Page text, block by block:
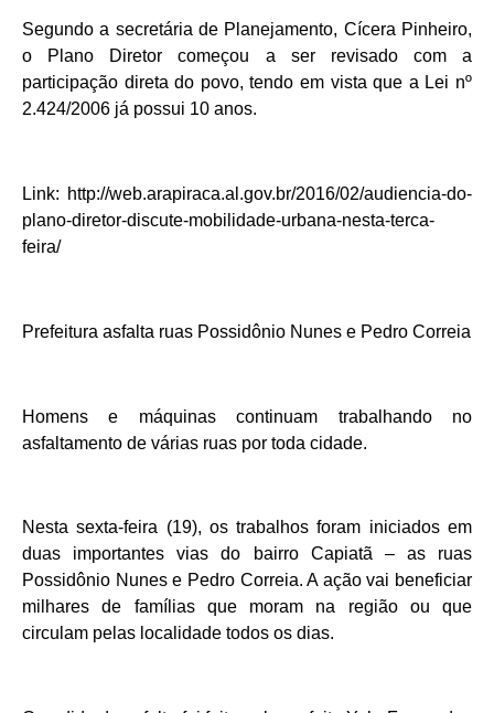
Segundo a secretária de Planejamento, Cícera Pinheiro,
o Plano Diretor começou a ser revisado com a
participação direta do povo, tendo em vista que a Lei nº
2.424/2006 já possui 10 anos.
Link: http://web.arapiraca.al.gov.br/2016/02/audiencia-do-
plano-diretor-discute-mobilidade-urbana-nesta-terca-
feira/
Prefeitura asfalta ruas Possidônio Nunes e Pedro Correia
Homens e máquinas continuam trabalhando no
asfaltamento de várias ruas por toda cidade.
Nesta sexta-feira (19), os trabalhos foram iniciados em
duas importantes vias do bairro Capiatã – as ruas
Possidônio Nunes e Pedro Correia. A ação vai beneficiar
milhares de famílias que moram na região ou que
circulam pelas localidade todos os dias.